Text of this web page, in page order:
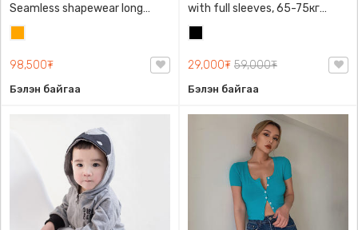
Seamless shapewear long
sleeve t-shirt, 40-60кг жинд
таарна, ZARA, 8779/458/615,
Урт ханцуйтай
98,500₮
Бэлэн байгаа
with full sleeves, 65-75кг
жинд таарна, ZARA,
0962/642/800, Задгай
энгэртэй, Урт ханцуйтай,
29,000₮ 59,000₮
Бэлэн байгаа